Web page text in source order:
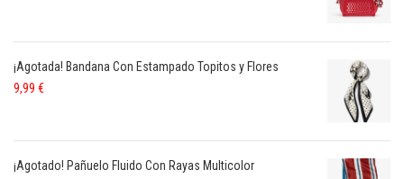
¡Agotada! Bandana Con Estampado Topitos y Flores
9,99 €
¡Agotado! Pañuelo Fluido Con Rayas Multicolor